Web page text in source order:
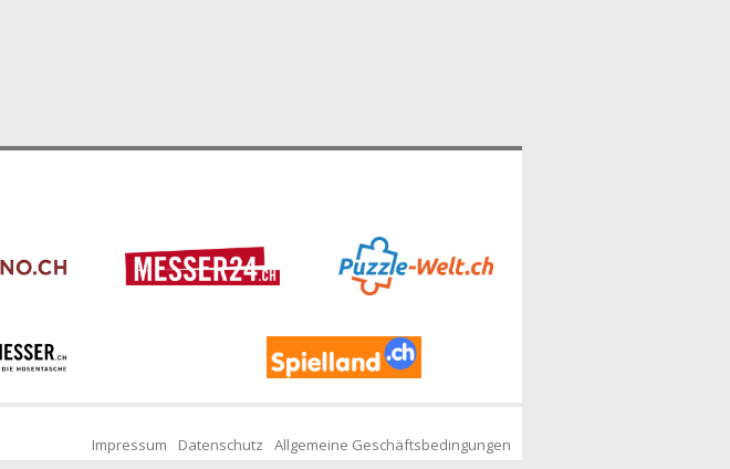
Impressum Datenschutz Allgemeine Geschäftsbedingungen